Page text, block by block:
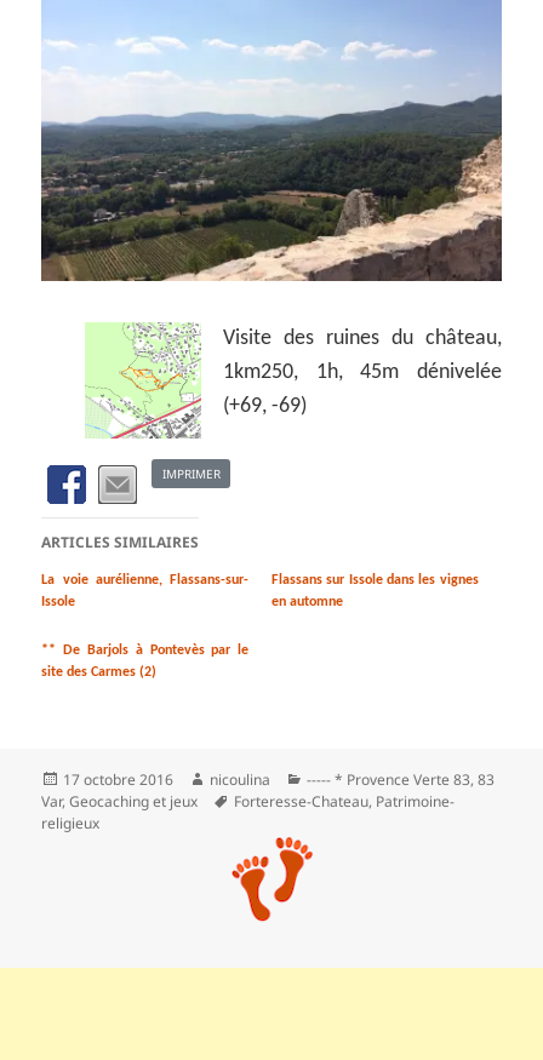
Visite des ruines du château,
1km250, 1h, 45m dénivelée
(+69, -69)
IMPRIMER
ARTICLES SIMILAIRES
La voie aurélienne, Flassans-sur-
Issole
Flassans sur Issole dans les vignes
en automne
** De Barjols à Pontevès par le
site des Carmes (2)
Publié
le
17 octobre 2016 Auteur
nicoulina Catégories
----- * Provence Verte 83,83
Var,Geocaching et jeux Mots-
clés
Forteresse-Chateau, Patrimoine-
religieux